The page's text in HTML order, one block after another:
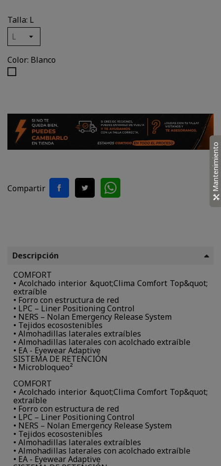
Talla: L
Color: Blanco
Compartir
Descripción
COMFORT
• Acolchado interior &quot;Clima Comfort Top&quot;
extraíble
• Forro con estructura de red
• LPC – Liner Positioning Control
• NERS – Nolan Emergency Release System
• Tejidos ecosostenibles
• Almohadillas laterales extraíbles
• Almohadillas laterales con acolchado extraíble
• EA - Eyewear Adaptive
SISTEMA DE RETENCIÓN
• Microbloqueo²
COMFORT
• Acolchado interior &quot;Clima Comfort Top&quot;
extraíble
• Forro con estructura de red
• LPC – Liner Positioning Control
• NERS – Nolan Emergency Release System
• Tejidos ecosostenibles
• Almohadillas laterales extraíbles
• Almohadillas laterales con acolchado extraíble
• EA - Eyewear Adaptive
Mantenimiento